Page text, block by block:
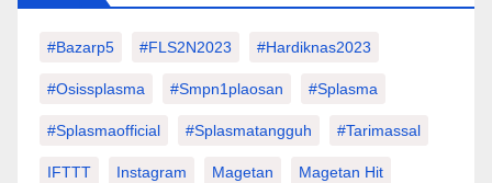
#Bazarp5 #FLS2N2023 #hardiknas2023
#osissplasma #smpn1plaosan #splasma
#splasmaofficial #splasmatangguh #tarimassal
IFTTT Instagram Magetan Magetan Hit